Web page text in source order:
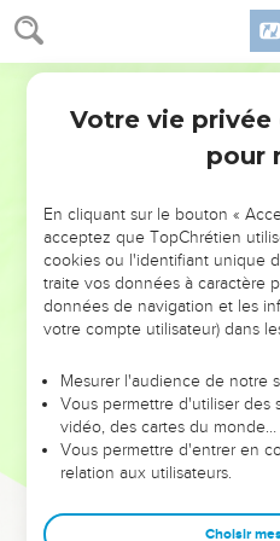
NE MANQUEZ
DE
ET SI LEURS ERREURS
leur foi ou leur vision. Mais on
et les saisons difficiles qu'ils ont
sont elles qui les
Dans cette conférence, leaders,
clés pour avancer avec plus de
Votre vie
pour
En cliquant sur le bouton «
acceptez que TopChrétien
cookies ou l'identifiant unique
traite vos données à caractère
données de navigation et les
votre compte utilisateur) dans
Mesurer l'audience de notre
Vous permettre d'utiliser des
vidéo, des cartes du monde…
Vous permettre d'entrer en
relation aux utilisateurs.
Choisir